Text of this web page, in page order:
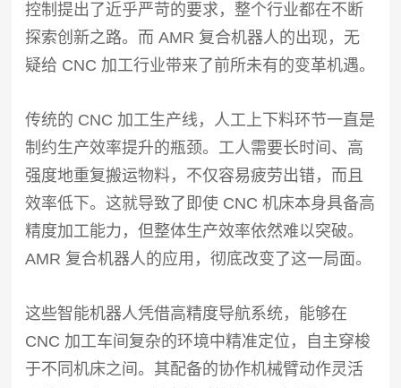
控制提出了近乎严苛的要求，整个行业都在不断
探索创新之路。而 AMR 复合机器人的出现，无
疑给 CNC 加工行业带来了前所未有的变革机遇。
传统的 CNC 加工生产线，人工上下料环节一直是
制约生产效率提升的瓶颈。工人需要长时间、高
强度地重复搬运物料，不仅容易疲劳出错，而且
效率低下。这就导致了即使 CNC 机床本身具备高
精度加工能力，但整体生产效率依然难以突破。
AMR 复合机器人的应用，彻底改变了这一局面。
这些智能机器人凭借高精度导航系统，能够在
CNC 加工车间复杂的环境中精准定位，自主穿梭
于不同机床之间。其配备的协作机械臂动作灵活